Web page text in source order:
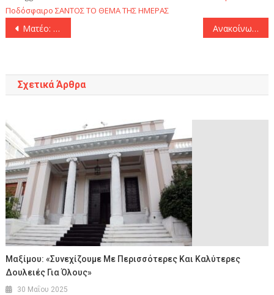
Ποδόσφαιρο ΣΑΝΤΟΣΤΟ ΘΕΜΑ ΤΗΣ ΗΜΕΡΑΣ
Πλοήγηση
Ματέο: «Αληθινός τζέντλεμαν του αθλήματος ο Μπαρτζώκας» Ανακοίνωσε Χιλ το Περιστέρι
Σχετικά Άρθρα
Μαξίμου: «Συνεχίζουμε Με Περισσότερες Και Καλύτερες
Δουλειές Για Όλους»
30 Μαΐου 2025